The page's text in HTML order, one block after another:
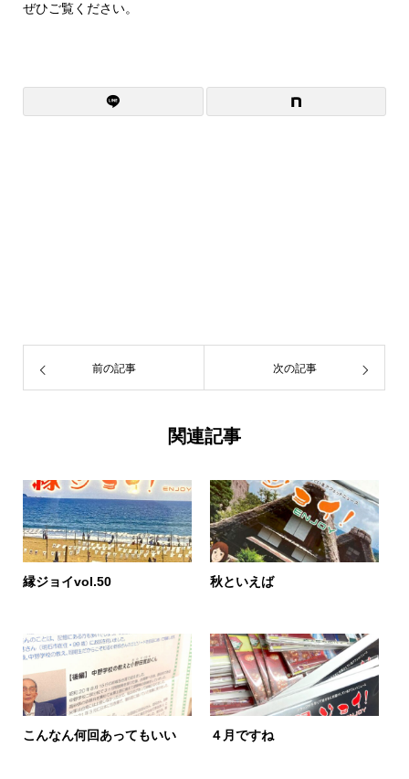
ぜひご覧ください。
前の記事 次の記事
関連記事
縁ジョイvol.50 秋といえば
こんなん何回あってもいい ４月ですね